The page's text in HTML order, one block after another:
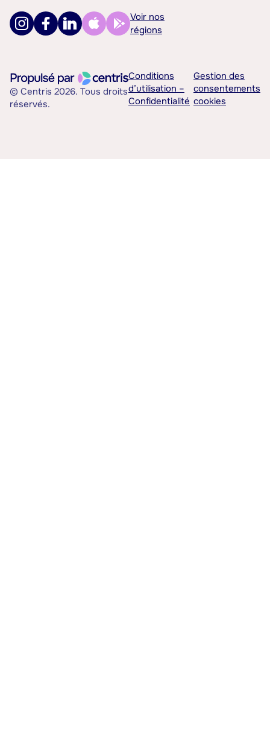
Voir nos
régions
© Centris 2026. Tous droits
réservés.
Conditions
d’utilisation –
Confidentialité
Gestion des
consentements
cookies